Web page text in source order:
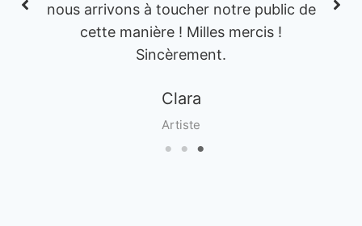
nous arrivons à toucher notre public de
cette manière ! Milles mercis !
Sincèrement.
Clara
Artiste